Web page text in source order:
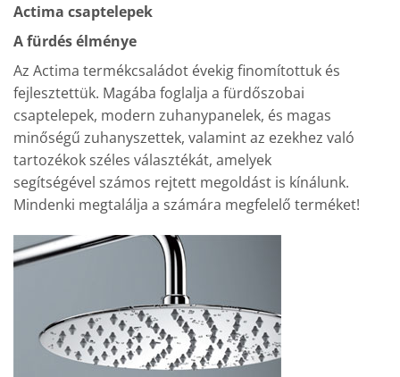
Actima csaptelepek
A fürdés élménye
Az Actima termékcsaládot évekig finomítottuk és
fejlesztettük. Magába foglalja a fürdőszobai
csaptelepek, modern zuhanypanelek, és magas
minőségű zuhanyszettek, valamint az ezekhez való
tartozékok széles választékát, amelyek
segítségével számos rejtett megoldást is kínálunk.
Mindenki megtalálja a számára megfelelő terméket!